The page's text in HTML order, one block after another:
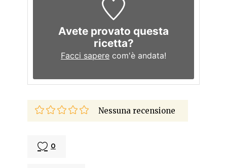
Avete provato questa
ricetta?
Facci sapere com'è andata!
Nessuna recensione
0